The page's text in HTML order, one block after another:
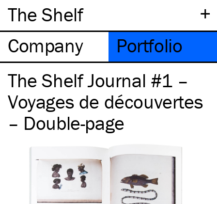
+
The Shelf
Company
Portfolio
The Shelf Journal #1 –
Voyages de découvertes
– Double-page